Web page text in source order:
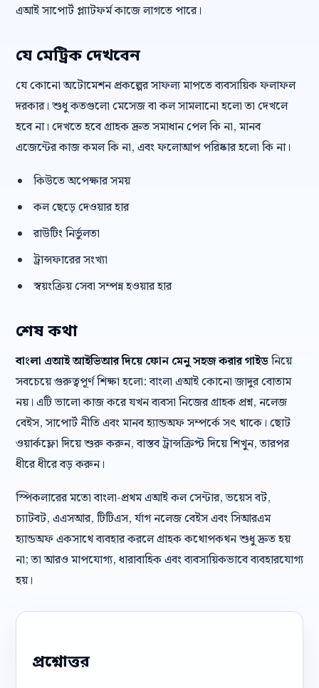
এআই সাপোর্ট প্ল্যাটফর্ম কাজে লাগতে পারে।
যে মেট্রিক দেখবেন
যে কোনো অটোমেশন প্রকল্পের সাফল্য মাপতে ব্যবসায়িক ফলাফল
দরকার। শুধু কতগুলো মেসেজ বা কল সামলানো হলো তা দেখলে
হবে না। দেখতে হবে গ্রাহক দ্রুত সমাধান পেল কি না, মানব
এজেন্টের কাজ কমল কি না, এবং ফলোআপ পরিষ্কার হলো কি না।
কিউতে অপেক্ষার সময়
কল ছেড়ে দেওয়ার হার
রাউটিং নির্ভুলতা
ট্রান্সফারের সংখ্যা
স্বয়ংক্রিয় সেবা সম্পন্ন হওয়ার হার
শেষ কথা
বাংলা এআই আইভিআর দিয়ে ফোন মেনু সহজ করার গাইডনিয়ে
সবচেয়ে গুরুত্বপূর্ণ শিক্ষা হলো: বাংলা এআই কোনো জাদুর বোতাম
নয়। এটি ভালো কাজ করে যখন ব্যবসা নিজের গ্রাহক প্রশ্ন, নলেজ
বেইস, সাপোর্ট নীতি এবং মানব হ্যান্ডঅফ সম্পর্কে সৎ থাকে। ছোট
ওয়ার্কফ্লো দিয়ে শুরু করুন, বাস্তব ট্রান্সক্রিপ্ট দিয়ে শিখুন, তারপর
ধীরে ধীরে বড় করুন।
স্পিকলারের মতো বাংলা-প্রথম এআই কল সেন্টার, ভয়েস বট,
চ্যাটবট, এএসআর, টিটিএস, র্যাগ নলেজ বেইস এবং সিআরএম
হ্যান্ডঅফ একসাথে ব্যবহার করলে গ্রাহক কথোপকথন শুধু দ্রুত হয়
না; তা আরও মাপযোগ্য, ধারাবাহিক এবং ব্যবসায়িকভাবে ব্যবহারযোগ্য
হয়।
প্রশ্নোত্তর